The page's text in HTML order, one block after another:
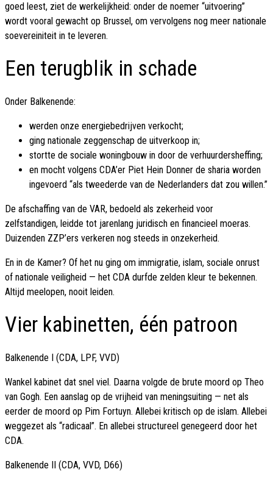
goed leest, ziet de werkelijkheid: onder de noemer “uitvoering”
wordt vooral gewacht op Brussel, om vervolgens nog meer nationale
soevereiniteit in te leveren.
Een terugblik in schade
Onder Balkenende:
werden onze energiebedrijven verkocht;
ging nationale zeggenschap de uitverkoop in;
stortte de sociale woningbouw in door de verhuurdersheffing;
en mocht volgens CDA’er Piet Hein Donner de sharia worden
ingevoerd “als tweederde van de Nederlanders dat zou willen.”
De afschaffing van de VAR, bedoeld als zekerheid voor
zelfstandigen, leidde tot jarenlang juridisch en financieel moeras.
Duizenden ZZP’ers verkeren nog steeds in onzekerheid.
En in de Kamer? Of het nu ging om immigratie, islam, sociale onrust
of nationale veiligheid — het CDA durfde zelden kleur te bekennen.
Altijd meelopen, nooit leiden.
Vier kabinetten, één patroon
Balkenende I (CDA, LPF, VVD)
Wankel kabinet dat snel viel. Daarna volgde de brute moord op Theo
van Gogh. Een aanslag op de vrijheid van meningsuiting — net als
eerder de moord op Pim Fortuyn. Allebei kritisch op de islam. Allebei
weggezet als “radicaal”. En allebei structureel genegeerd door het
CDA.
Balkenende II (CDA, VVD, D66)